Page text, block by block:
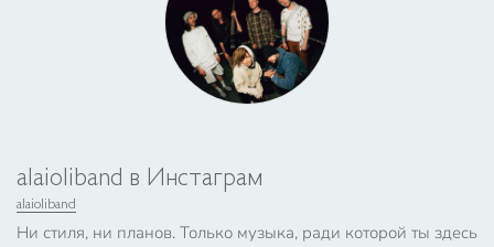
alaioliband в Инстаграм
alaioliband
Ни стиля, ни планов. Только музыка, ради которой ты здесь